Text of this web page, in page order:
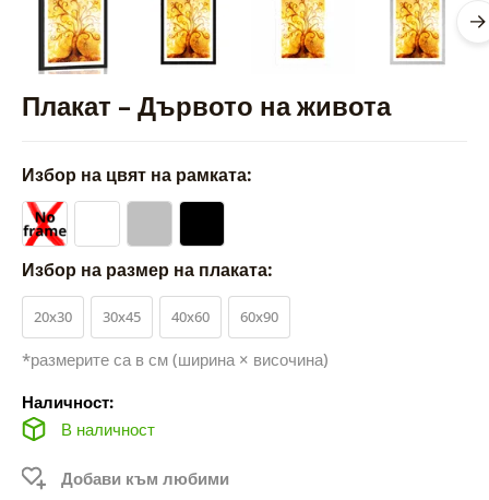
Плакат – Дървото на живота
Избор на цвят на рамката:
Избор на размер на плаката:
20x30 30x45 40x60 60x90
*размерите са в см (ширина × височина)
Наличност:
В наличност
Добави към любими